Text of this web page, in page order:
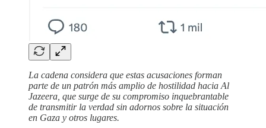
La cadena considera que estas acusaciones forman
parte de un patrón más amplio de hostilidad hacia Al
Jazeera, que surge de su compromiso inquebrantable
de transmitir la verdad sin adornos sobre la situación
en Gaza y otros lugares.